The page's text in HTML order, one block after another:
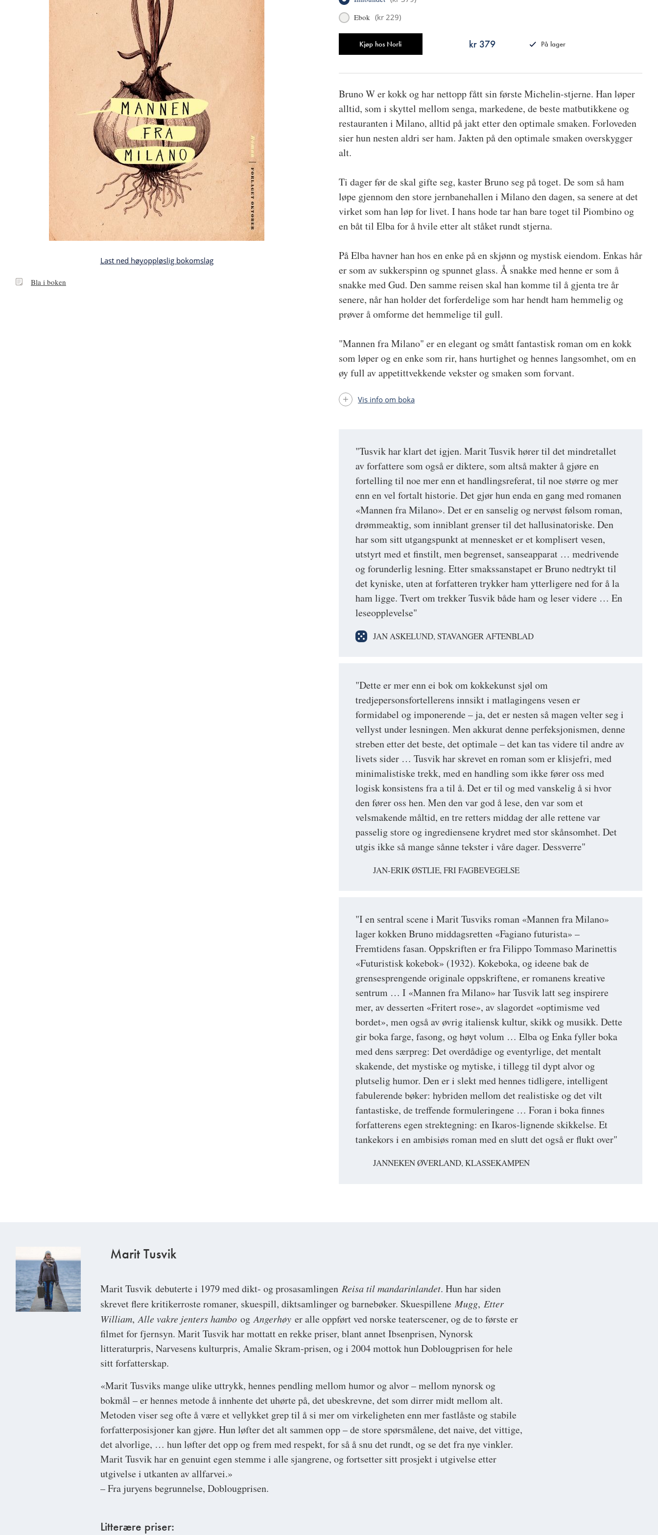
Last ned høyoppløslig bokomslag
BlaBla i boken
Ebok (kr 229)
Kjøp hos Norli kr 379
På lager
"Tusvik har klart det igjen. Marit Tusvik hører til det mindretallet
av forfattere som også er diktere, som altså makter å gjøre en
fortelling til noe mer enn et handlingsreferat, til noe større og mer
enn en vel fortalt historie. Det gjør hun enda en gang med romanen
«Mannen fra Milano». Det er en sanselig og nervøst følsom roman,
drømmeaktig, som inniblant grenser til det hallusinatoriske. Den
har som sitt utgangspunkt at mennesket er et komplisert vesen,
utstyrt med et finstilt, men begrenset, sanseapparat … medrivende
og forunderlig lesning. Etter smakssanstapet er Bruno nedtrykt til
det kyniske, uten at forfatteren trykker ham ytterligere ned for å la
ham ligge. Tvert om trekker Tusvik både ham og leser videre … En
leseopplevelse"
JAN ASKELUND, STAVANGER AFTENBLAD
"Dette er mer enn ei bok om kokkekunst sjøl om
tredjepersonsfortellerens innsikt i matlagingens vesen er
formidabel og imponerende – ja, det er nesten så magen velter seg i
vellyst under lesningen. Men akkurat denne perfeksjonismen, denne
streben etter det beste, det optimale – det kan tas videre til andre av
livets sider … Tusvik har skrevet en roman som er klisjefri, med
minimalistiske trekk, med en handling som ikke fører oss med
logisk konsistens fra a til å. Det er til og med vanskelig å si hvor
den fører oss hen. Men den var god å lese, den var som et
velsmakende måltid, en tre retters middag der alle rettene var
passelig store og ingrediensene krydret med stor skånsomhet. Det
utgis ikke så mange sånne tekster i våre dager. Dessverre"
JAN-ERIK ØSTLIE, FRI FAGBEVEGELSE
"I en sentral scene i Marit Tusviks roman «Mannen fra Milano»
lager kokken Bruno middagsretten «Fagiano futurista» –
Fremtidens fasan. Oppskriften er fra Filippo Tommaso Marinettis
«Futuristisk kokebok» (1932). Kokeboka, og ideene bak de
grensesprengende originale oppskriftene, er romanens kreative
sentrum … I «Mannen fra Milano» har Tusvik latt seg inspirere
mer, av desserten «Fritert rose», av slagordet «optimisme ved
bordet», men også av øvrig italiensk kultur, skikk og musikk. Dette
gir boka farge, fasong, og høyt volum … Elba og Enka fyller boka
med dens særpreg: Det overdådige og eventyrlige, det mentalt
skakende, det mystiske og mytiske, i tillegg til dypt alvor og
plutselig humor. Den er i slekt med hennes tidligere, intelligent
fabulerende bøker: hybriden mellom det realistiske og det vilt
fantastiske, de treffende formuleringene … Foran i boka finnes
forfatterens egen strektegning: en Ikaros-lignende skikkelse. Et
tankekors i en ambisiøs roman med en slutt det også er flukt over"
JANNEKEN ØVERLAND, KLASSEKAMPEN
Bruno W er kokk og har nettopp fått sin første Michelin-stjerne. Han løper
alltid, som i skyttel mellom senga, markedene, de beste matbutikkene og
restauranten i Milano, alltid på jakt etter den optimale smaken. Forloveden
sier hun nesten aldri ser ham. Jakten på den optimale smaken overskygger
alt.
Ti dager før de skal gifte seg, kaster Bruno seg på toget. De som så ham
løpe gjennom den store jernbanehallen i Milano den dagen, sa senere at det
virket som han løp for livet. I hans hode tar han bare toget til Piombino og
en båt til Elba for å hvile etter alt ståket rundt stjerna.
På Elba havner han hos en enke på en skjønn og mystisk eiendom. Enkas hår
er som av sukkerspinn og spunnet glass. Å snakke med henne er som å
snakke med Gud. Den samme reisen skal han komme til å gjenta tre år
senere, når han holder det forferdelige som har hendt ham hemmelig og
prøver å omforme det hemmelige til gull.
"Mannen fra Milano" er en elegant og smått fantastisk roman om en kokk
som løper og en enke som rir, hans hurtighet og hennes langsomhet, om en
øy full av appetittvekkende vekster og smaken som forvant.
Vis info om boka
Marit Tusvik
Marit Tusvik debuterte i 1979 med dikt- og prosasamlingen Reisa til mandarinlandet. Hun har siden
skrevet flere kritikerroste romaner, skuespill, diktsamlinger og barnebøker. SkuespilleneMugg, Etter
William,Alle vakre jenters hambo ogAngerhøy er alle oppført ved norske teaterscener, og de to første er
filmet for fjernsyn. Marit Tusvik har mottatt en rekke priser, blant annet Ibsenprisen, Nynorsk
litteraturpris, Narvesens kulturpris, Amalie Skram-prisen, og i 2004 mottok hun Doblougprisen for hele
sitt forfatterskap.
«Marit Tusviks mange ulike uttrykk, hennes pendling mellom humor og alvor – mellom nynorsk og
bokmål – er hennes metode å innhente det uhørte på, det ubeskrevne, det som dirrer midt mellom alt.
Metoden viser seg ofte å være et vellykket grep til å si mer om virkeligheten enn mer fastlåste og stabile
forfatterposisjoner kan gjøre. Hun løfter det alt sammen opp – de store spørsmålene, det naive, det vittige,
det alvorlige, … hun løfter det opp og frem med respekt, for så å snu det rundt, og se det fra nye vinkler.
Marit Tusvik har en genuint egen stemme i alle sjangrene, og fortsetter sitt prosjekt i utgivelse etter
utgivelse i utkanten av allfarvei.»
– Fra juryens begrunnelse, Doblougprisen.
Litterære priser: